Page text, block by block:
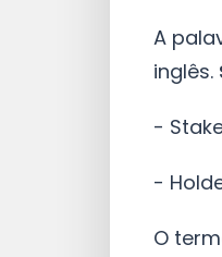
A
inglês.
-
-
O